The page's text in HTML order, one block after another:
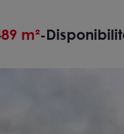
m²-